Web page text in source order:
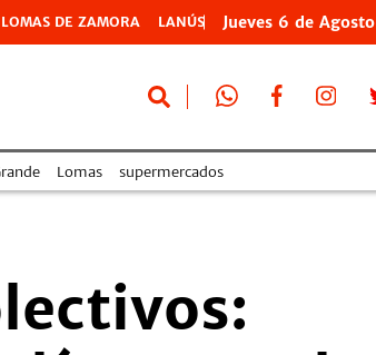
LOMAS DE ZAMORA LANÚS Jueves 6 de Agosto
Lomas supermercados